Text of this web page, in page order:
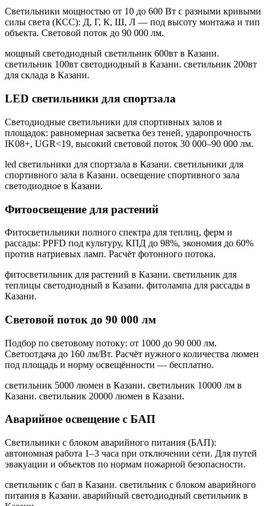
Светильники мощностью от 10 до 600 Вт с разными кривыми
силы света (КСС): Д, Г, К, Ш, Л — под высоту монтажа и тип
объекта. Световой поток до 90 000 лм.
мощный светодиодный светильник 600вт в Казани.
светильник 100вт светодиодный в Казани. светильник 200вт
для склада в Казани.
LED светильники для спортзала
Светодиодные светильники для спортивных залов и
площадок: равномерная засветка без теней, ударопрочность
IK08+, UGR<19, высокий световой поток 30 000–90 000 лм.
led светильники для спортзала в Казани. светильники для
спортивного зала в Казани. освещение спортивного зала
светодиодное в Казани.
Фитоосвещение для растений
Фитосветильники полного спектра для теплиц, ферм и
рассады: PPFD под культуру, КПД до 98%, экономия до 60%
против натриевых ламп. Расчёт фотонного потока.
фитосветильник для растений в Казани. светильник для
теплицы светодиодный в Казани. фитолампа для рассады в
Казани.
Световой поток до 90 000 лм
Подбор по световому потоку: от 1000 до 90 000 лм.
Светоотдача до 160 лм/Вт. Расчёт нужного количества люмен
под площадь и норму освещённости — бесплатно.
светильник 5000 люмен в Казани. светильник 10000 лм в
Казани. светильник 20000 люмен в Казани.
Аварийное освещение с БАП
Светильники с блоком аварийного питания (БАП):
автономная работа 1–3 часа при отключении сети. Для путей
эвакуации и объектов по нормам пожарной безопасности.
светильник с бап в Казани. светильник с блоком аварийного
питания в Казани. аварийный светодиодный светильник в